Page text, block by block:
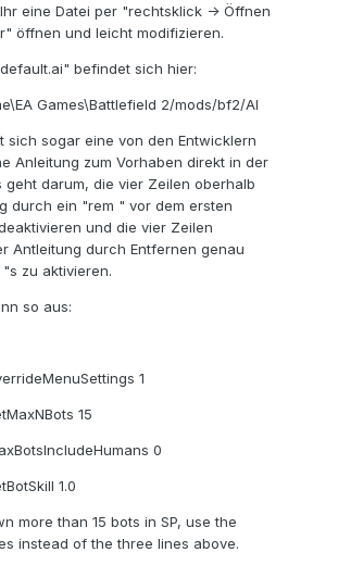
eine Datei per "rechtsklick -> Öffnen
öffnen und leicht modifizieren.
befindet sich hier:
Games\Battlefield 2/mods/bf2/AI
sich sogar eine von den Entwicklern
Anleitung zum Vorhaben direkt in der
geht darum, die vier Zeilen oberhalb
durch ein "rem " vor dem ersten
und die vier Zeilen
Antleitung durch Entfernen genau
zu aktivieren.
so aus:
1
15
0
1.0
more than 15 bots in SP, use the
instead of the three lines above.